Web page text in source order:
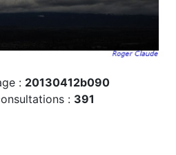
: 20130412b090
: 391